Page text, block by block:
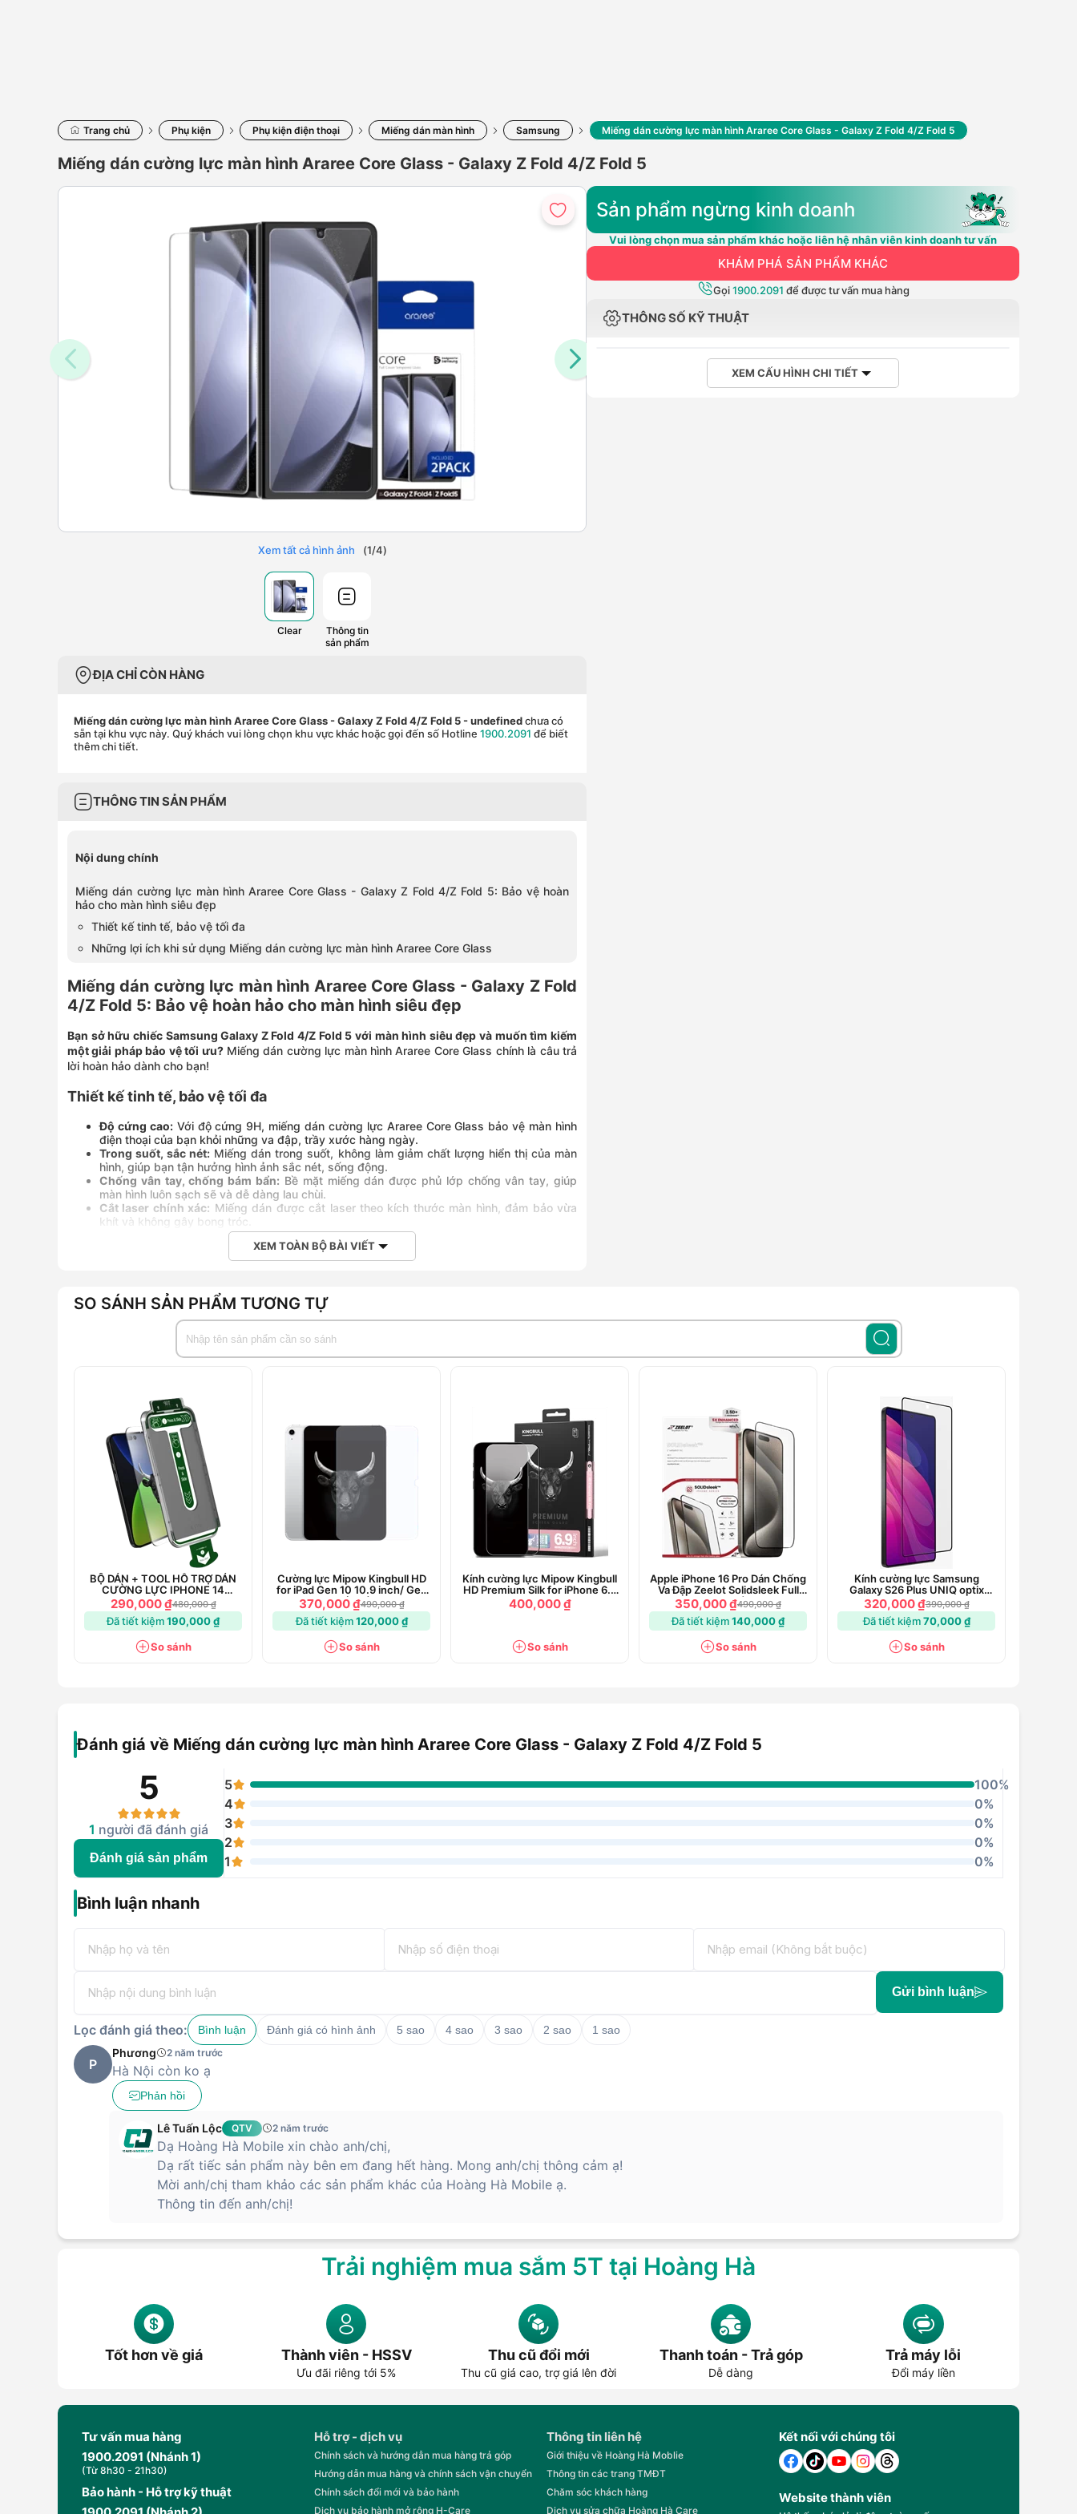
Trang chủ Phụ kiện Phụ kiện điện thoại Miếng dán màn hình Samsung Miếng dán cường lực màn hình Araree Core Glass - Galaxy Z Fold 4/Z Fold 5
Miếng dán cường lực màn hình Araree Core Glass - Galaxy Z Fold 4/Z Fold 5
Xem tất cả hình ảnh (1/4)
Clear
Thông tin
sản phẩm
ĐỊA CHỈ CÒN HÀNG
Miếng dán cường lực màn hình Araree Core Glass - Galaxy Z Fold 4/Z Fold 5 - undefinedchưa có
sẵn tại khu vực này. Quý khách vui lòng chọn khu vực khác hoặc gọi đến số Hotline 1900.2091 để biết
thêm chi tiết.
THÔNG TIN SẢN PHẨM
Nội dung chính
Miếng dán cường lực màn hình Araree Core Glass - Galaxy Z Fold 4/Z Fold 5: Bảo vệ hoàn
hảo cho màn hình siêu đẹp
Thiết kế tinh tế, bảo vệ tối đa
Những lợi ích khi sử dụng Miếng dán cường lực màn hình Araree Core Glass
Miếng dán cường lực màn hình Araree Core Glass - Galaxy Z Fold
4/Z Fold 5: Bảo vệ hoàn hảo cho màn hình siêu đẹp
Bạn sở hữu chiếc Samsung Galaxy Z Fold 4/Z Fold 5 với màn hình siêu đẹp và muốn tìm kiếm
một giải pháp bảo vệ tối ưu?Miếng dán cường lực màn hình Araree Core Glass chính là câu trả
lời hoàn hảo dành cho bạn!
Thiết kế tinh tế, bảo vệ tối đa
Độ cứng cao:Với độ cứng 9H, miếng dán cường lực Araree Core Glass bảo vệ màn hình
điện thoại của bạn khỏi những va đập, trầy xước hàng ngày.
Trong suốt, sắc nét: Miếng dán trong suốt, không làm giảm chất lượng hiển thị của màn
hình, giúp bạn tận hưởng hình ảnh sắc nét, sống động.
Chống vân tay, chống bám bẩn: Bề mặt miếng dán được phủ lớp chống vân tay, giúp
màn hình luôn sạch sẽ và dễ dàng lau chùi.
Cắt laser chính xác: Miếng dán được cắt laser theo kích thước màn hình, đảm bảo vừa
khít và không gây bong tróc.
Những lợi ích khi sử dụng Miếng dán cường lực màn hình Araree Core
Bảo vệ màn hình:Ngăn chặn các vết xước, va đập làm hỏng màn hình.
Tăng độ bền:Giúp màn hình điện thoại của bạn bền bỉ hơn.
Giữ màn hình luôn sạch sẽ:Nhờ lớp phủ chống vân tay.
Miếng dán dễ dàng lắp đặt tại nhà.
tế, sản phẩm này sẽ giúp bạn yên tâm hơn khi sử dụng điện thoại.
XEM TOÀN BỘ BÀI VIẾT
Sản phẩm ngừng kinh doanh
Vui lòng chọn mua sản phẩm khác hoặc liên hệ nhân viên kinh doanh tư vấn
KHÁM PHÁ SẢN PHẨM KHÁC
Gọi1900.2091 để được tư vấn mua hàng
THÔNG SỐ KỸ THUẬT
XEM CẤU HÌNH CHI TIẾT
SO SÁNH SẢN PHẨM TƯƠNG TỰ
BỘ DÁN + TOOL HỖ TRỢ DÁN
CƯỜNG LỰC IPHONE 14
MIPOW KINGBULL PREMIUM
290,000 ₫480,000 ₫
Đã tiết kiệm190,000 ₫
So sánh
Cường lực Mipow Kingbull HD
for iPad Gen 10 10.9 inch/ Gen
11 (A16)
370,000 ₫490,000 ₫
Đã tiết kiệm120,000 ₫
So sánh
Kính cường lực Mipow Kingbull
HD Premium Silk for iPhone 6.9
inch 2024
400,000 ₫
So sánh
Apple iPhone 16 Pro Dán Chống
Va Đập Zeelot Solidsleek Full
Cao Cấp
350,000 ₫490,000 ₫
Đã tiết kiệm140,000 ₫
So sánh
Kính cường lực Samsung
Galaxy S26 Plus UNIQ optix
covex vivid
320,000 ₫390,000 ₫
Đã tiết kiệm70,000 ₫
So sánh
Đánh giá về Miếng dán cường lực màn hình Araree Core Glass - Galaxy Z Fold 4/Z Fold 5
5
1 người đã đánh giá
Đánh giá sản phẩm
5
100%
4
0%
3
0%
2
0%
1
0%
Bình luận nhanh
Gửi bình luận
Lọc đánh giá theo: Bình luận Đánh giá có hình ảnh 5 sao 4 sao 3 sao 2 sao 1 sao
P
Phương 2 năm trước
Hà Nội còn ko ạ
Phản hồi
Lê Tuấn Lộc QTV 2 năm trước
Dạ Hoàng Hà Mobile xin chào anh/chị,
Dạ rất tiếc sản phẩm này bên em đang hết hàng. Mong anh/chị thông cảm ạ!
Mời anh/chị tham khảo các sản phẩm khác của Hoàng Hà Mobile ạ.
Thông tin đến anh/chị!
Trải nghiệm mua sắm 5T tại Hoàng Hà
Tốt hơn về giá Thành viên - HSSV
Ưu đãi riêng tới 5%
Thu cũ đổi mới
Thu cũ giá cao, trợ giá lên đời
Thanh toán - Trả góp
Dễ dàng
Trả máy lỗi
Đổi máy liền
Tư vấn mua hàng
1900.2091 (Nhánh 1)
(Từ 8h30 - 21h30)
Bảo hành - Hỗ trợ kỹ thuật
Hỗ trợ - dịch vụ
Chính sách và hướng dẫn mua hàng trả góp
Hướng dẫn mua hàng và chính sách vận chuyển
Chính sách đổi mới và bảo hành
Dịch vụ bảo hành mở rộng H-Care
Thông tin liên hệ
Giới thiệu về Hoàng Hà Moblie
Thông tin các trang TMĐT
Chăm sóc khách hàng
Dịch vụ sửa chữa Hoàng Hà Care
Kết nối với chúng tôi
Website thành viên